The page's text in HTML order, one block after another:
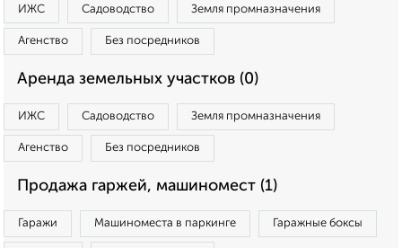
ИЖС Садоводство Земля промназначения
Агенство Без посредников
Аренда земельных участков (0)
ИЖС Садоводство Земля промназначения
Агенство Без посредников
Продажа гаржей, машиномест (1)
Гаражи Машиноместа в паркинге Гаражные боксы